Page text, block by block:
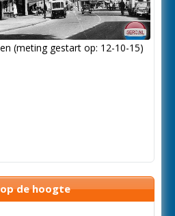
(meting gestart op: 12-10-15)
de hoogte